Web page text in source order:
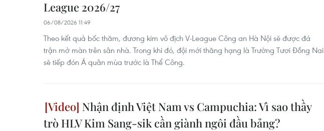
League 2026/27
06/08/2026 11:49
Theo kết quả bốc thăm, đương kim vô địch V-League Công an Hà Nội sẽ được đá
trận mở màn trên sân nhà. Trong khi đó, đội mới thăng hạng là Trường Tươi Đồng Nai
sẽ tiếp đón Á quân mùa trước là Thể Công.
Nhận định Việt Nam vs Campuchia: Vì sao thầy
trò HLV Kim Sang-sik cần giành ngôi đầu bảng?